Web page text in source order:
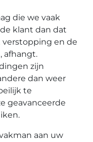
die we vaak
klant dan dat
verstopping en de
afhangt.
zijn
dan weer
te
geavanceerde
aan uw